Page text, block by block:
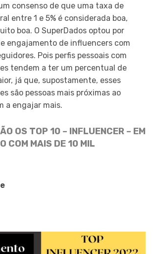
consenso de que uma taxa de
entre 1 e 5% é considerada boa,
boa. O SuperDados optou por
engajamento de influencers com
Pois perfis pessoais com
tendem a ter um percentual de
já que, supostamente, esses
são pessoas mais próximas ao
a engajar mais.
OS TOP 10 – INFLUENCER – EM
COM MAIS DE 10 MIL